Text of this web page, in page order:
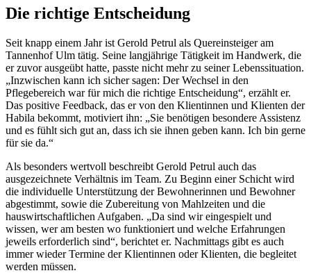
Die richtige Entscheidung
Seit knapp einem Jahr ist Gerold Petrul als Quereinsteiger am
Tannenhof Ulm tätig. Seine langjährige Tätigkeit im Handwerk, die
er zuvor ausgeübt hatte, passte nicht mehr zu seiner Lebenssituation.
„Inzwischen kann ich sicher sagen: Der Wechsel in den
Pflegebereich war für mich die richtige Entscheidung“, erzählt er.
Das positive Feedback, das er von den Klientinnen und Klienten der
Habila bekommt, motiviert ihn: „Sie benötigen besondere Assistenz
und es fühlt sich gut an, dass ich sie ihnen geben kann. Ich bin gerne
für sie da.“
Als besonders wertvoll beschreibt Gerold Petrul auch das
ausgezeichnete Verhältnis im Team. Zu Beginn einer Schicht wird
die individuelle Unterstützung der Bewohnerinnen und Bewohner
abgestimmt, sowie die Zubereitung von Mahlzeiten und die
hauswirtschaftlichen Aufgaben. „Da sind wir eingespielt und
wissen, wer am besten wo funktioniert und welche Erfahrungen
jeweils erforderlich sind“, berichtet er. Nachmittags gibt es auch
immer wieder Termine der Klientinnen oder Klienten, die begleitet
werden müssen.